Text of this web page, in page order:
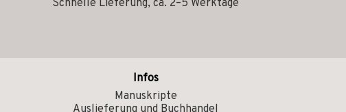
Schnelle Lieferung, ca. 2–5 Werktage
Infos
Manuskripte
Auslieferung und Buchhandel